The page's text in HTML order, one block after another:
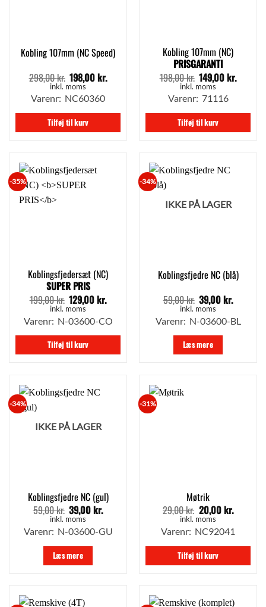
Kobling 107mm (NC Speed)
298,00kr. Den
oprindelige
pris
var:
298,00 kr..
198,00kr.
198,00 kr..
inkl. moms
Varenr: NC60360
Tilføj til kurv
Kobling 107mm (NC)
PRISGARANTI
198,00kr. Den
oprindelige
pris
var:
198,00 kr..
149,00kr.
149,00
inkl. moms
Varenr: 71116
Tilføj til kurv
-35%
Koblingsfjedersæt (NC)
SUPER PRIS
199,00kr. Den
oprindelige
pris
var:
199,00 kr..
129,00kr.
pris
er:
129,00 kr..
inkl. moms
Varenr: N-03600-CO
Tilføj til kurv
-34%
IKKE PÅ LAGER
Koblingsfjedre NC (blå)
59,00kr. Den
oprindelige
pris
var:
59,00 kr..
39,00kr.
pris
er:
inkl. moms
Varenr: N-03600-BL
Læs mere
-34%
IKKE PÅ LAGER
Koblingsfjedre NC (gul)
59,00kr. Den
oprindelige
pris
var:
59,00 kr..
39,00kr.
pris
er:
inkl. moms
Varenr: N-03600-GU
Læs mere
-31%
Møtrik
29,00kr. Den
oprindelige
pris
var:
29,00 kr..
20,00kr.
pris
er:
20,00
inkl. moms
Varenr: NC92041
Tilføj til kurv